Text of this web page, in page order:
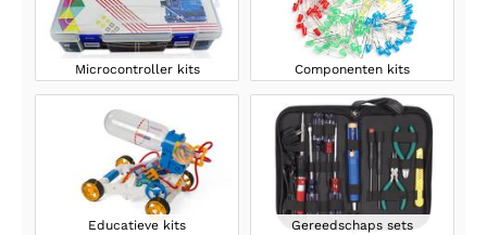
Microcontroller kits Componenten kits
Educatieve kits Gereedschaps sets